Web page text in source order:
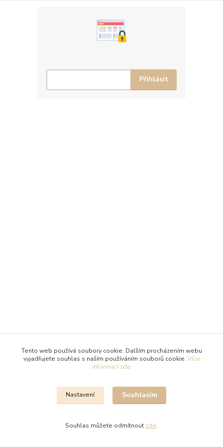
Tento web používá soubory cookie. Dalším procházením webu
vyjadřujete souhlas s naším používáním souborů cookie. Více
informací zde
Nastavení Souhlasím
Souhlas můžete odmítnout zde.